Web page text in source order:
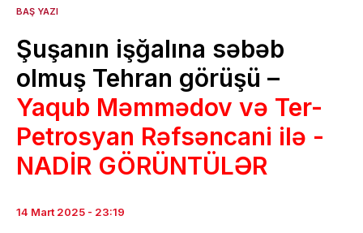
BAŞ YAZI
Şuşanın işğalına səbəb
olmuş Tehran görüşü –
Yaqub Məmmədov və Ter-
Petrosyan Rəfsəncani ilə -
NADİR GÖRÜNTÜLƏR
14 Mart 2025 - 23:19